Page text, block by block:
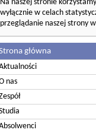
Na naszej stronie
wyłącznie w celach
przeglądanie naszej strony
główna
nas